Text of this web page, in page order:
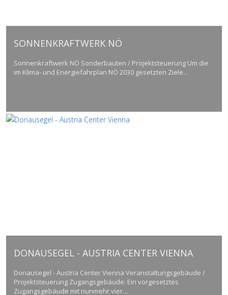
SONNENKRAFTWERK NÖ
Sonnenkraftwerk NÖ Sonderbauten / Projektsteuerung Um die
im Klima- und Energiefahrplan NÖ 2030 gesetzten Ziele…
DONAUSEGEL - AUSTRIA CENTER VIENNA
Donausegel - Austria Center Vienna Veranstaltungsgebäude /
Projektsteuerung Zugangsgebäude: Ein vorgesetztes
Zugangsgebäude mit nunmehr vier…